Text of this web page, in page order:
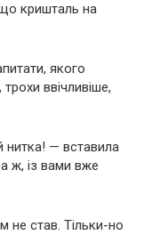
що кришталь на
якого
ввічливіше,
нитка! — вставила
ж, із вами вже
не став. Тільки-но